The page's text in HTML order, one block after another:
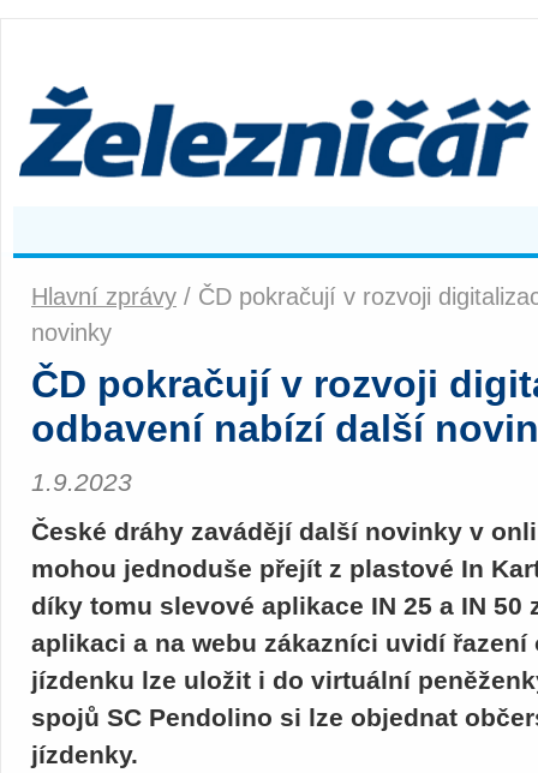
Hlavní zprávy / ČD pokračují v rozvoji
novinky
ČD pokračují v rozvoji
odbavení nabízí další
1.9.2023
České dráhy zavádějí další novinky v
mohou jednoduše přejít z plastové In
díky tomu slevové aplikace IN 25 a IN 50
aplikaci a na webu zákazníci uvidí
jízdenku lze uložit i do virtuální
spojů SC Pendolino si lze objednat
jízdenky.